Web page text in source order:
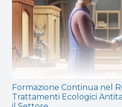
Formazione Continua nel
Trattamenti Ecologici